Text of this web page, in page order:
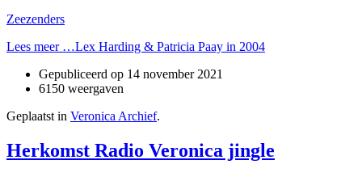
Zeezenders
Lees meer …Lex Harding & Patricia Paay in 2004
Gepubliceerd op 14 november 2021
6150 weergaven
Geplaatst in Veronica Archief.
Herkomst Radio Veronica jingle